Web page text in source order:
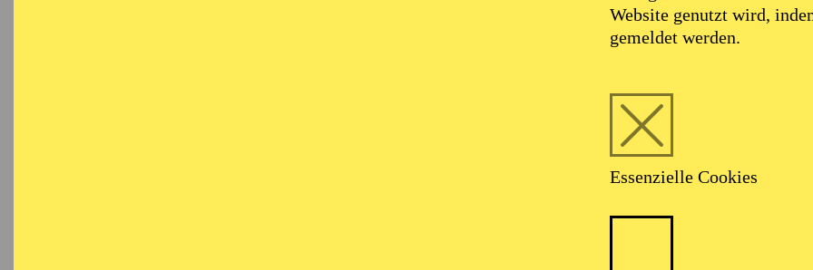
Website genutzt wird,
gemeldet werden.
Essenzielle Cookies